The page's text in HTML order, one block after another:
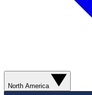
North America